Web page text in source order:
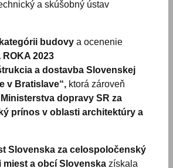
a skúšobný ústav
budovy a ocenenie
ROKA 2023
a dostavba Slovenskej
v Bratislave“, ktorá zároveň
dopravy SR za
prínos v oblasti architektúry a
Slovenska za celospoločenský
a obcí Slovenska získala